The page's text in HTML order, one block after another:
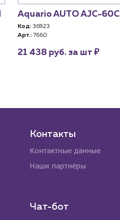
Aquario AUTO AJC-60C
Код: 36923
Арт.: 7660
21 438 руб. за шт ₽
Контакты
Контактные данные
Наши партнёры
Чат-бот